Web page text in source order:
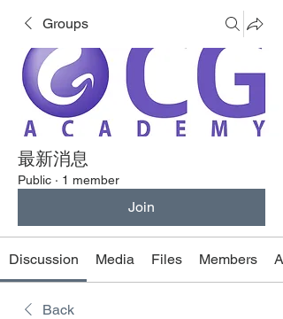
Groups
最新消息
Public · 1 member
Join
Discussion Media Files Members
Back